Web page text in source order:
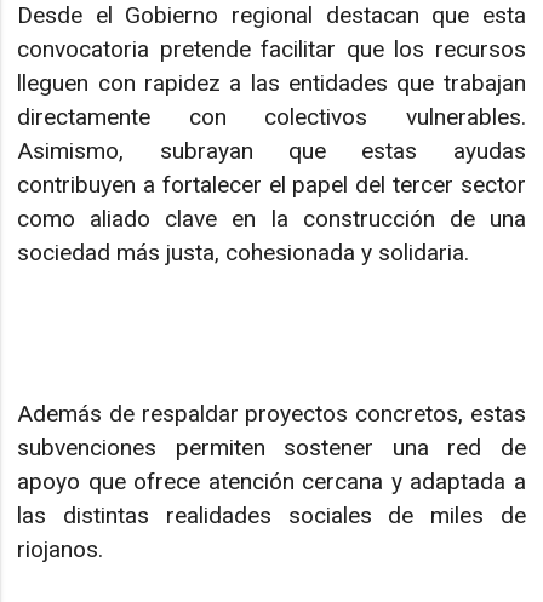
Desde el Gobierno regional destacan que esta
convocatoria pretende facilitar que los recursos
lleguen con rapidez a las entidades que trabajan
directamente con colectivos vulnerables.
Asimismo, subrayan que estas ayudas
contribuyen a fortalecer el papel del tercer sector
como aliado clave en la construcción de una
sociedad más justa, cohesionada y solidaria.
Además de respaldar proyectos concretos, estas
subvenciones permiten sostener una red de
apoyo que ofrece atención cercana y adaptada a
las distintas realidades sociales de miles de
riojanos.